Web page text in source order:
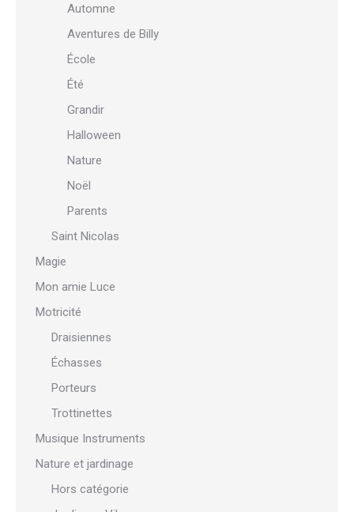
Automne
Aventures de Billy
École
Été
Grandir
Halloween
Nature
Noël
Parents
Saint Nicolas
Magie
Mon amie Luce
Motricité
Draisiennes
Échasses
Porteurs
Trottinettes
Musique Instruments
Nature et jardinage
Hors catégorie